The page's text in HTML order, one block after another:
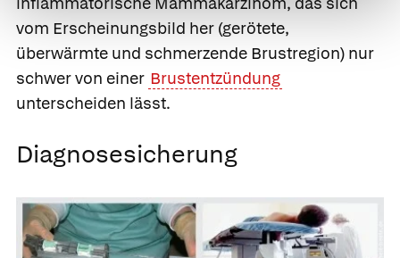
vom Erscheinungsbild her (gerötete,
überwärmte und schmerzende Brustregion) nur
schwer von einer Brustentzündung
unterscheiden lässt.
Diagnosesicherung